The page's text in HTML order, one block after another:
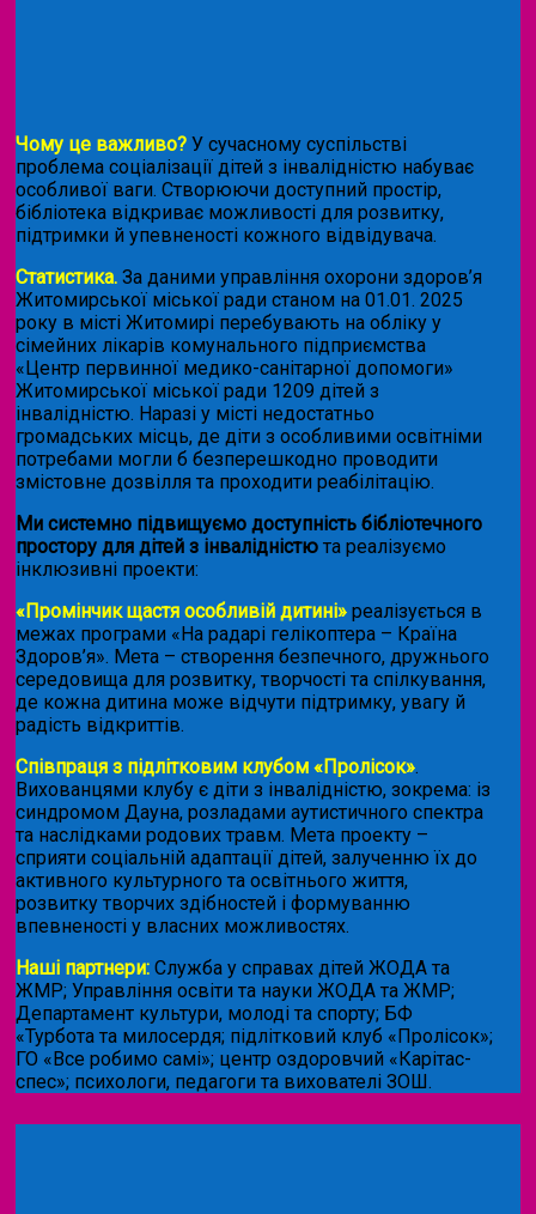
Чому це важливо? У сучасному суспільстві
проблема соціалізації дітей з інвалідністю набуває
особливої ваги. Створюючи доступний простір,
бібліотека відкриває можливості для розвитку,
підтримки й упевненості кожного відвідувача.
Статистика. За даними управління охорони здоров’я
Житомирської міської ради станом на 01.01. 2025
року в місті Житомирі перебувають на обліку у
сімейних лікарів комунального підприємства
«Центр первинної медико-санітарної допомоги»
Житомирської міської ради 1209 дітей з
інвалідністю. Наразі у місті недостатньо
громадських місць, де діти з особливими освітніми
потребами могли б безперешкодно проводити
змістовне дозвілля та проходити реабілітацію.
Ми системно підвищуємо доступність бібліотечного
простору для дітей з інвалідністю та реалізуємо
інклюзивні проекти:
«Промінчик щастя особливій дитині» реалізується в
межах програми «На радарі гелікоптера – Країна
Здоров’я». Мета – створення безпечного, дружнього
середовища для розвитку, творчості та спілкування,
де кожна дитина може відчути підтримку, увагу й
радість відкриттів.
Співпраця з підлітковим клубом «Пролісок».
Вихованцями клубу є діти з інвалідністю, зокрема: із
синдромом Дауна, розладами аутистичного спектра
та наслідками родових травм. Мета проекту –
сприяти соціальній адаптації дітей, залученню їх до
активного культурного та освітнього життя,
розвитку творчих здібностей і формуванню
впевненості у власних можливостях.
Наші партнери: Служба у справах дітей ЖОДА та
ЖМР; Управління освіти та науки ЖОДА та ЖМР;
Департамент культури, молоді та спорту; БФ
«Турбота та милосердя; підлітковий клуб «Пролісок»;
ГО «Все робимо самі»; центр оздоровчий «Карітас-
спес»; психологи, педагоги та вихователі ЗОШ.